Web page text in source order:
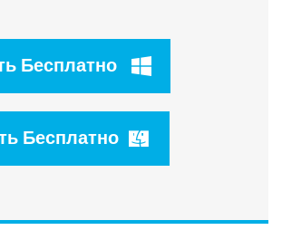
Бесплатно
Бесплатно